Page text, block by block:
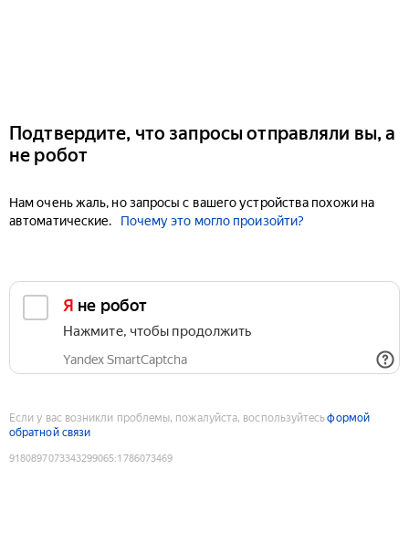
Подтвердите, что запросы отправляли вы, а
не робот
Нам очень жаль, но запросы с вашего устройства похожи на
автоматические.
Почему это могло произойти?
Я не робот
Нажмите, чтобы продолжить
Yandex SmartCaptcha
Если у вас возникли проблемы, пожалуйста, воспользуйтесьформой
обратной связи
9180897073343299065:1786073469